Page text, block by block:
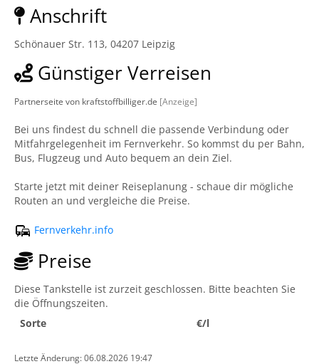
Anschrift
Schönauer Str. 113, 04207 Leipzig
Günstiger Verreisen
Partnerseite von kraftstoffbilliger.de [Anzeige]
Bei uns findest du schnell die passende Verbindung oder
Mitfahrgelegenheit im Fernverkehr. So kommst du per Bahn,
Bus, Flugzeug und Auto bequem an dein Ziel.
Starte jetzt mit deiner Reiseplanung - schaue dir mögliche
Routen an und vergleiche die Preise.
Fernverkehr.info
Preise
Diese Tankstelle ist zurzeit geschlossen. Bitte beachten Sie
die Öffnungszeiten.
Sorte
€/l
Letzte Änderung: 06.08.2026 19:47